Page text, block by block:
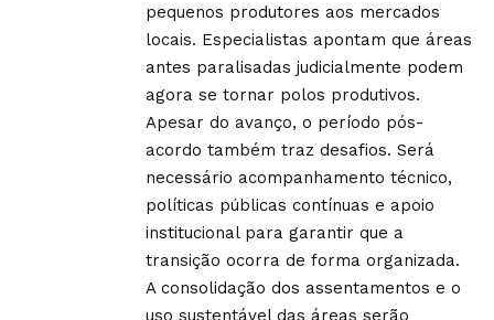
pequenos produtores aos mercados
locais. Especialistas apontam que áreas
antes paralisadas judicialmente podem
agora se tornar polos produtivos.
Apesar do avanço, o período pós-
acordo também traz desafios. Será
necessário acompanhamento técnico,
políticas públicas contínuas e apoio
institucional para garantir que a
transição ocorra de forma organizada.
A consolidação dos assentamentos e o
uso sustentável das áreas serão